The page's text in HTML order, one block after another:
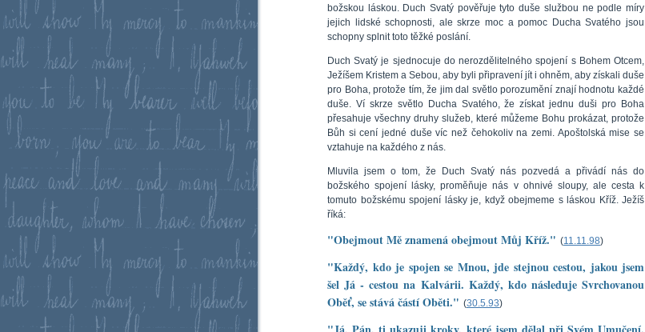
božskou láskou. Duch Svatý pověřuje tyto duše službou ne podle míry
jejich lidské schopnosti, ale skrze moc a pomoc Ducha Svatého jsou
schopny splnit toto těžké poslání.
Duch Svatý je sjednocuje do nerozdělitelného spojení s Bohem Otcem,
Ježíšem Kristem a Sebou, aby byli připravení jít i ohněm, aby získali duše
pro Boha, protože tím, že jim dal světlo porozumění znají hodnotu každé
duše. Ví skrze světlo Ducha Svatého, že získat jednu duši pro Boha
přesahuje všechny druhy služeb, které můžeme Bohu prokázat, protože
Bůh si cení jedné duše víc než čehokoliv na zemi. Apoštolská mise se
vztahuje na každého z nás.
Mluvila jsem o tom, že Duch Svatý nás pozvedá a přivádí nás do
božského spojení lásky, proměňuje nás v ohnivé sloupy, ale cesta k
tomuto božskému spojení lásky je, když obejmeme s láskou Kříž. Ježíš
říká:
"Obejmout Mě znamená obejmout Můj Kříž." (11.11.98)
"Každý, kdo je spojen se Mnou, jde stejnou cestou, jakou jsem
šel Já - cestou na Kalvárii. Každý, kdo následuje Svrchovanou
Oběť, se stává částí Oběti." (30.5.93)